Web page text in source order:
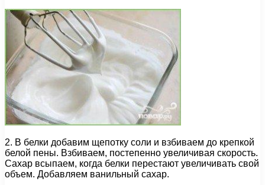
2. В белки добавим щепотку соли и взбиваем до крепкой
белой пены. Взбиваем, постепенно увеличивая скорость.
Сахар всыпаем, когда белки перестают увеличивать свой
объем. Добавляем ванильный сахар.